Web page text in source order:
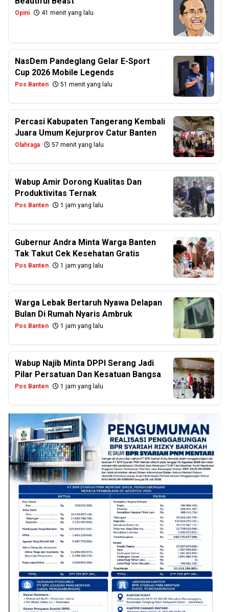
Opini 41 menit yang lalu
NasDem Pandeglang Gelar E-Sport
Cup 2026 Mobile Legends
Pos Banten 51 menit yang lalu
Percasi Kabupaten Tangerang Kembali
Juara Umum Kejurprov Catur Banten
Olahraga 57 menit yang lalu
Wabup Amir Dorong Kualitas Dan
Produktivitas Ternak
Pos Banten 1 jam yang lalu
Gubernur Andra Minta Warga Banten
Tak Takut Cek Kesehatan Gratis
Pos Banten 1 jam yang lalu
Warga Lebak Bertaruh Nyawa Delapan
Bulan Di Rumah Nyaris Ambruk
Pos Banten 1 jam yang lalu
Wabup Najib Minta DPPI Serang Jadi
Pilar Persatuan Dan Kesatuan Bangsa
Pos Banten 1 jam yang lalu